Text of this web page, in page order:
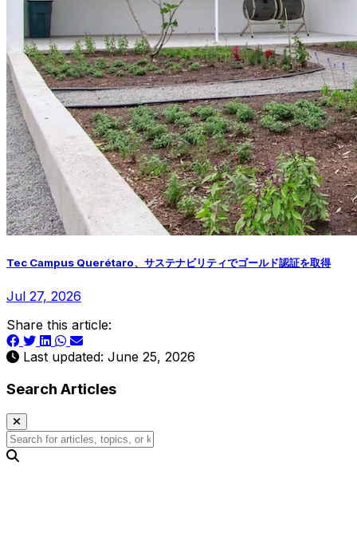
Tec Campus Querétaro、サステナビリティでゴールド認証を取得
Jul 27, 2026
Share this article:
Last updated: June 25, 2026
Search Articles